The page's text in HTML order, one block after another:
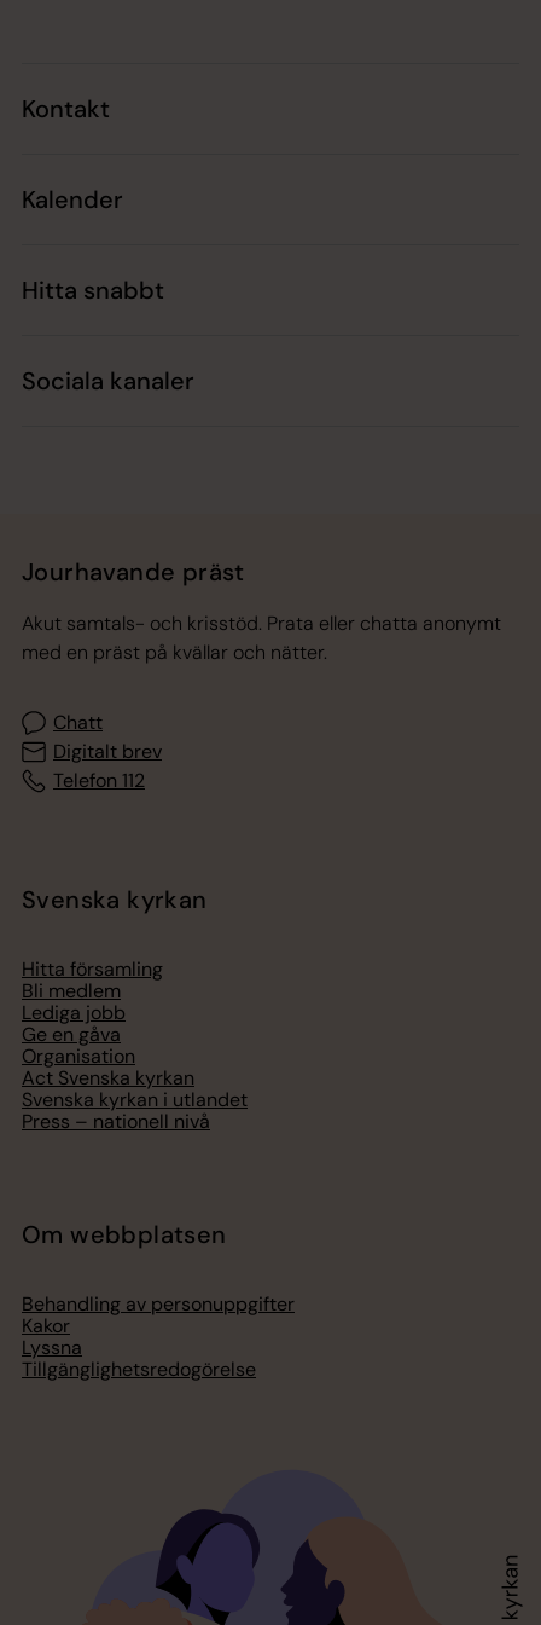
Kontakt
Kalender
Hitta snabbt
Sociala kanaler
Jourhavande präst
Akut samtals- och krisstöd. Prata eller chatta anonymt
med en präst på kvällar och nätter.
Chatt
Digitalt brev
Telefon 112
Svenska kyrkan
Hitta församling
Bli medlem
Lediga jobb
Ge en gåva
Organisation
Act Svenska kyrkan
Svenska kyrkan i utlandet
Press – nationell nivå
Om webbplatsen
Behandling av personuppgifter
Kakor
Lyssna
Tillgänglighetsredogörelse